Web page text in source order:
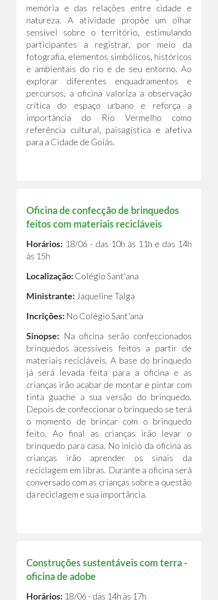
memória e das relações entre cidade e
natureza. A atividade propõe um olhar
sensível sobre o território, estimulando
participantes a registrar, por meio da
fotografia, elementos simbólicos, históricos
e ambientais do rio e de seu entorno. Ao
explorar diferentes enquadramentos e
percursos, a oficina valoriza a observação
crítica do espaço urbano e reforça a
importância do Rio Vermelho como
referência cultural, paisagística e afetiva
para a Cidade de Goiás.
Oficina de confecção de brinquedos
feitos com materiais recicláveis
Horários: 18/06 - das 10h às 11h e das 14h
às 15h
Localização: Colégio Sant'ana
Ministrante: Jaqueline Talga
Incrições: No Colégio Sant'ana
Sinopse: Na oficina serão confeccionados
brinquedos acessíveis feitos a partir de
materiais recicláveis. A base do brinquedo
já será levada feita para a oficina e as
crianças irão acabar de montar e pintar com
tinta guache a sua versão do brinquedo.
Depois de confeccionar o brinquedo se terá
o momento de brincar com o brinquedo
feito. Ao final as crianças irão levar o
brinquedo para casa. No inicio da oficina as
crianças irão aprender os sinais da
reciclagem em libras. Durante a oficina será
conversado com as crianças sobre a questão
da reciclagem e sua importância.
Construções sustentáveis com terra -
oficina de adobe
Horários: 18/06 - das 14h às 17h